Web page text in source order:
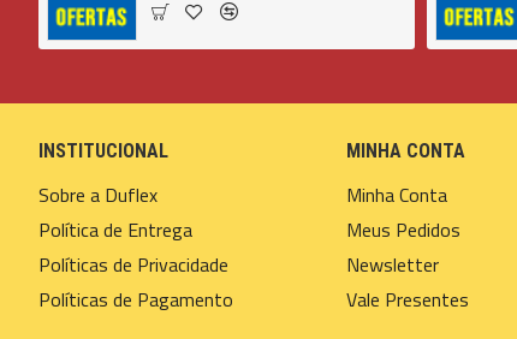
INSTITUCIONAL
Sobre a Duflex
Política de Entrega
Políticas de Privacidade
Políticas de Pagamento
MINHA CONTA
Minha Conta
Meus Pedidos
Newsletter
Vale Presentes